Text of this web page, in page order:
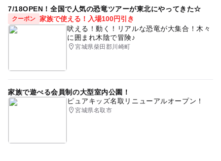
※掲載内容はプレスリリース発表時のものです。
※イベントの内容は予告なく変更になる場合があります。
公式情報を確認してお出かけください。
7/18OPEN！全国で人気の恐竜ツアーが東北にやってきた☆
クーポン 家族で使える！入場100円引き
吠える！動く！リアルな恐竜が大集合！木々
に囲まれ木陰で冒険♪
宮城県柴田郡川崎町
家族で遊べる会員制の大型室内公園！
ピュアキッズ名取リニューアルオープン！
宮城県名取市